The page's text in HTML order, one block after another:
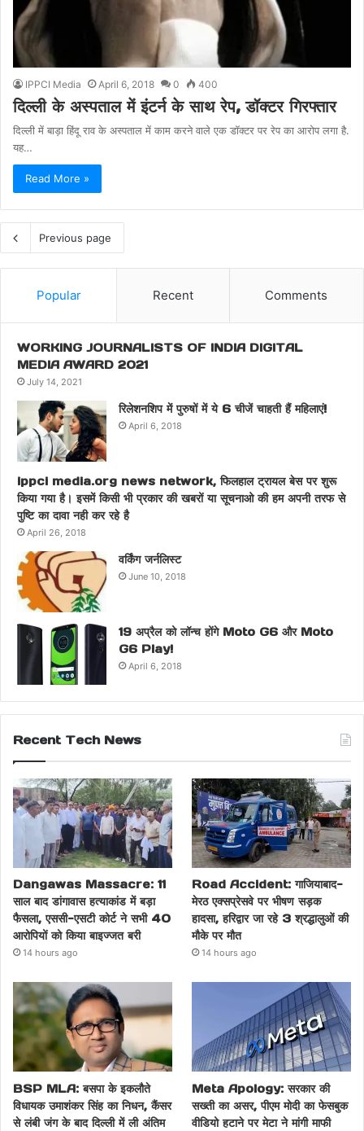
IPPCI Media April 6, 2018 0 400
दिल्ली के अस्पताल में इंटर्न के साथ रेप, डॉक्टर गिरफ्तार
दिल्ली में बाड़ा हिंदू राव के अस्पताल में काम करने वाले एक डॉक्टर पर रेप का आरोप लगा है.
यह…
Read More »
Previous page
Popular Recent Comments
WORKING JOURNALISTS OF INDIA DIGITAL
MEDIA AWARD 2021
July 14, 2021
रिलेशनशिप में पुरुषों में ये 6 चीजें चाहती हैं महिलाएं!
April 6, 2018
ippci media.org news network, फिलहाल ट्रायल बेस पर शुरू
किया गया है। इसमें किसी भी प्रकार की खबरों या सूचनाओ की हम अपनी तरफ से
पुष्टि का दावा नही कर रहे है
April 26, 2018
वर्किंग जर्नलिस्ट
June 10, 2018
19 अप्रैल को लॉन्च होंगे Moto G6 और Moto
G6 Play!
April 6, 2018
Recent Tech News
Dangawas Massacre: 11
साल बाद डांगावास हत्याकांड में बड़ा
फैसला, एससी-एसटी कोर्ट ने सभी 40
आरोपियों को किया बाइज्जत बरी
14 hours ago
Road Accident: गाजियाबाद-
मेरठ एक्सप्रेसवे पर भीषण सड़क
हादसा, हरिद्वार जा रहे 3 श्रद्धालुओं की
मौके पर मौत
14 hours ago
BSP MLA: बसपा के इकलौते
विधायक उमाशंकर सिंह का निधन, कैंसर
से लंबी जंग के बाद दिल्ली में ली अंतिम
Meta Apology: सरकार की
सख्ती का असर, पीएम मोदी का फेसबुक
वीडियो हटाने पर मेटा ने मांगी माफी